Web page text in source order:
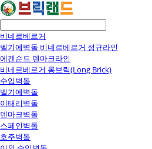
비네르베르거
벨기에벽돌 비네르베르거 정규라인
에겐순드 덴마크라인
비네르베르거 롱브릭(Long Brick)
수입벽돌
벨기에벽돌
이태리벽돌
덴마크벽돌
스페인벽돌
호주벽돌